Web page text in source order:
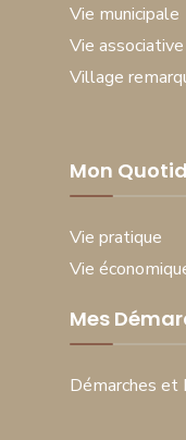
Vie municipale
Vie associative
Village
Mon
Vie pratique
Vie
Mes
Démarches et